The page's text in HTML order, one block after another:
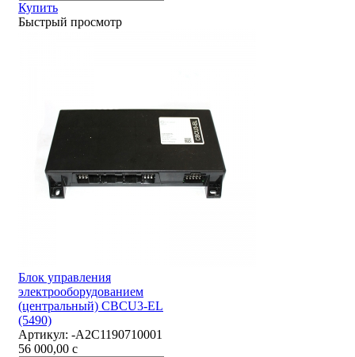
Купить
Быстрый просмотр
Блок управления
электрооборудованием
(центральный) CBCU3-EL
(5490)
Артикул: -А2С1190710001
56 000,00 c